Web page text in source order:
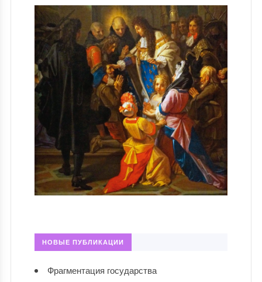
НОВЫЕ ПУБЛИКАЦИИ
Фрагментация государства